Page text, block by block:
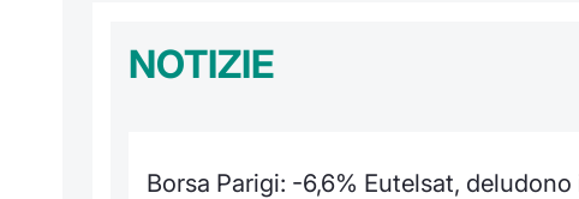
NOTIZIE
Borsa Parigi: -6,6% Eutelsat,